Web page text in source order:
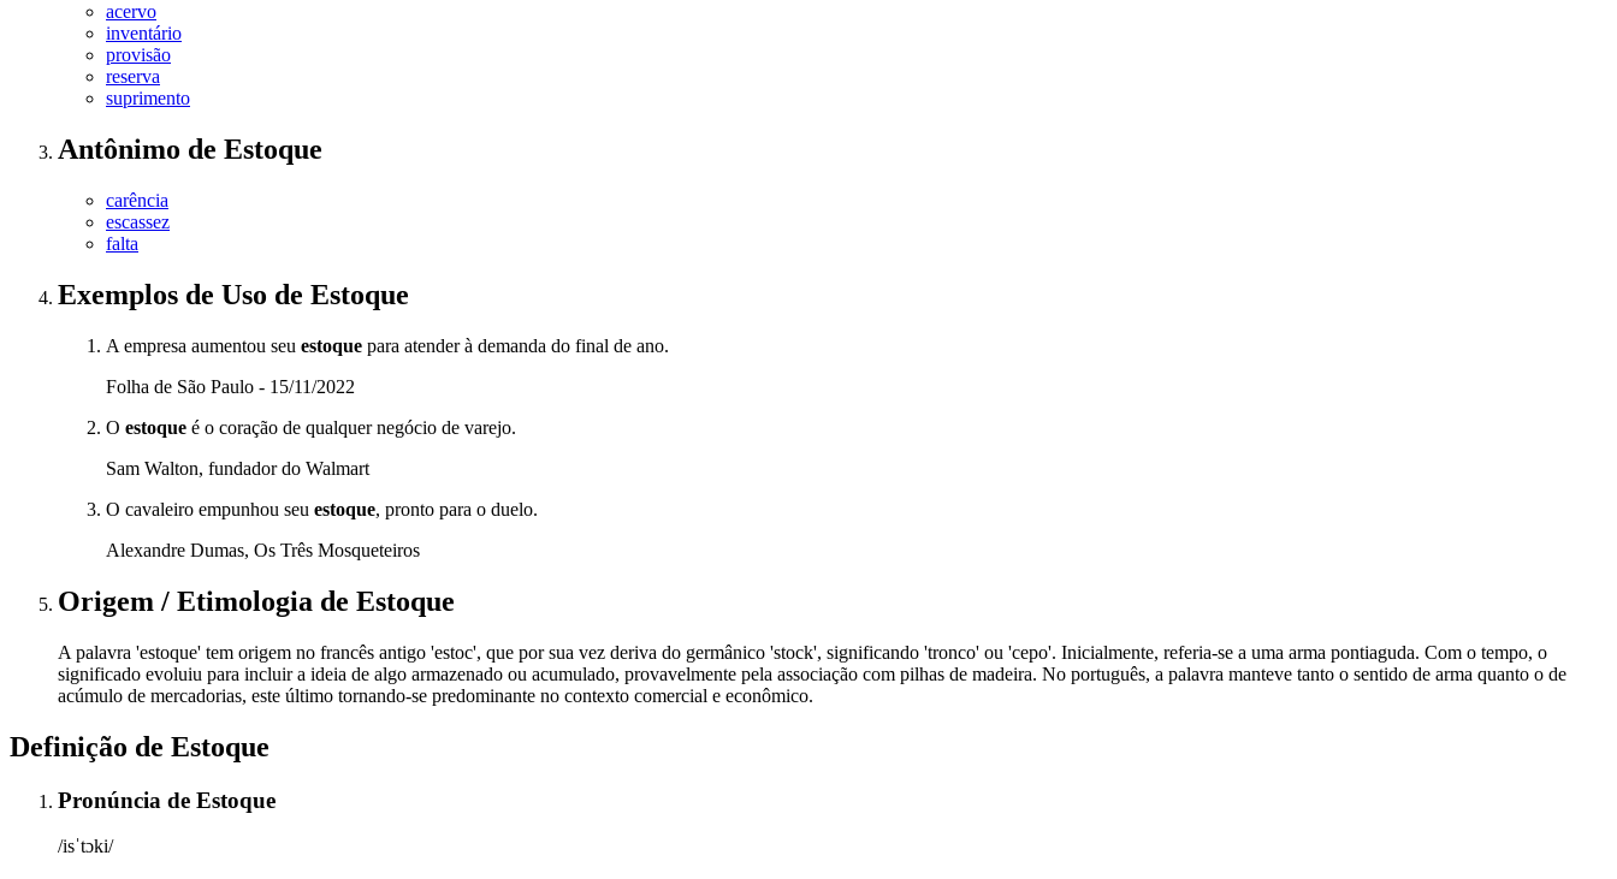
acervo
inventário
provisão
reserva
suprimento
Antônimo de Estoque
carência
escassez
falta
Exemplos de Uso de Estoque
A empresa aumentou seu estoque para atender à demanda do final de ano.
Folha de São Paulo - 15/11/2022
O estoque é o coração de qualquer negócio de varejo.
Sam Walton, fundador do Walmart
O cavaleiro empunhou seu estoque, pronto para o duelo.
Alexandre Dumas, Os Três Mosqueteiros
Origem / Etimologia de Estoque
A palavra 'estoque' tem origem no francês antigo 'estoc', que por sua vez deriva do germânico 'stock', significando 'tronco' ou 'cepo'. Inicialmente, referia-se a uma arma pontiaguda. Com o tempo, o
significado evoluiu para incluir a ideia de algo armazenado ou acumulado, provavelmente pela associação com pilhas de madeira. No português, a palavra manteve tanto o sentido de arma quanto o de
acúmulo de mercadorias, este último tornando-se predominante no contexto comercial e econômico.
Definição de Estoque
Pronúncia de Estoque
/isˈtɔki/